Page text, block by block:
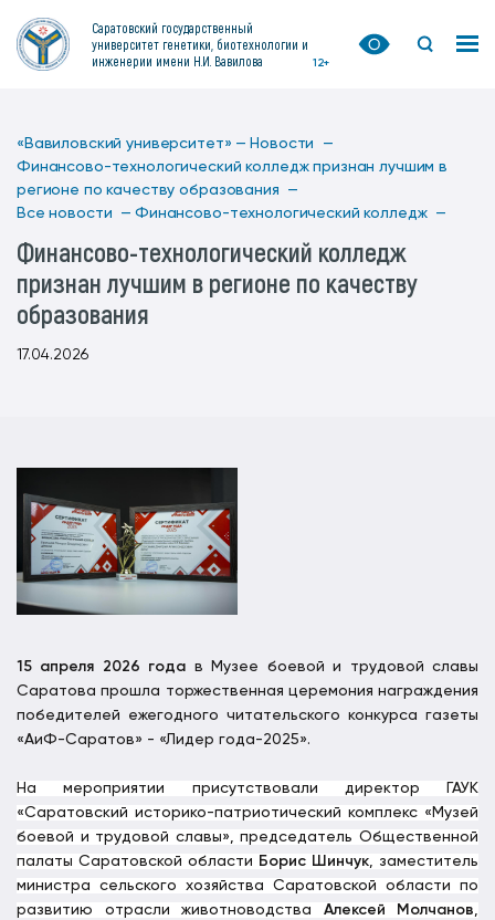
Саратовский государственный
университет генетики, биотехнологии и
инженерии имени Н.И. Вавилова
12+
«Вавиловский университет» — Новости —
Финансово-технологический колледж признан лучшим в
регионе по качеству образования —
Все новости — Финансово-технологический колледж —
Финансово-технологический колледж
признан лучшим в регионе по качеству
образования
17.04.2026
15 апреля 2026 года в Музее боевой и трудовой славы
Саратова прошла торжественная церемония награждения
победителей ежегодного читательского конкурса газеты
«АиФ-Саратов» - «Лидер года-2025».
На мероприятии присутствовали директор ГАУК
«Саратовский историко-патриотический комплекс «Музей
боевой и трудовой славы», председатель Общественной
палаты Саратовской области Борис Шинчук, заместитель
министра сельского хозяйства Саратовской области по
развитию отрасли животноводства Алексей Молчанов,